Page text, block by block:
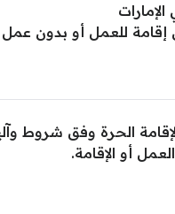
إقامة للعمل أو بدون عمل
الحرة وفق شروط
أو الإقامة.